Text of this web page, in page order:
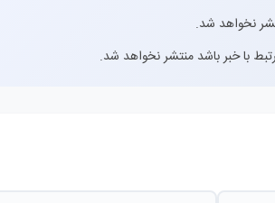
نخواهد شد.
با خبر باشد منتشر نخواهد شد.